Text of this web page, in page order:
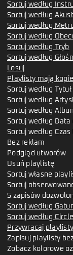
Sortuj według
Sortuj według
Sortuj według
Sortuj według
Sortuj według Tryb
Sortuj według
Losuj
Playlisty mają
Sortuj według Tytuł
Sortuj według
Sortuj według
Sortuj według Data
Sortuj według
Bez reklam
Podgląd utworów
Usuń playlistę
Sortuj własne
Sortuj
5 zapisów
Sortuj według
Sortuj według
Przywracaj
Zapisuj playlisty
Zobacz kolorowe